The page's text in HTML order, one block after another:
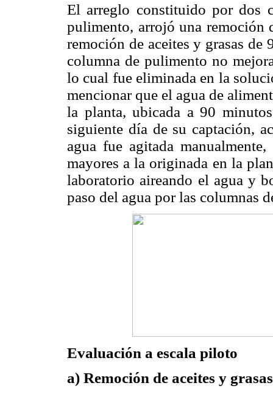
El arreglo constituido por dos
pulimento, arrojó una remoción
remoción de aceites y grasas de
columna de pulimento no
lo cual fue eliminada en la
mencionar que el agua de
la planta, ubicada a 90
siguiente día de su captación,
agua fue agitada
mayores a la originada en la
laboratorio aireando el agua y
paso del agua por las columnas
Evaluación a escala piloto
a) Remoción de aceites y grasas